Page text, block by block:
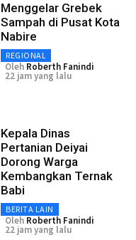
Menggelar Grebek
Sampah di Pusat Kota
Nabire
REGIONAL
Oleh Roberth Fanindi
22 jam yang lalu
Kepala Dinas
Pertanian Deiyai
Dorong Warga
Kembangkan Ternak
Babi
BERITA LAIN
Oleh Roberth Fanindi
22 jam yang lalu